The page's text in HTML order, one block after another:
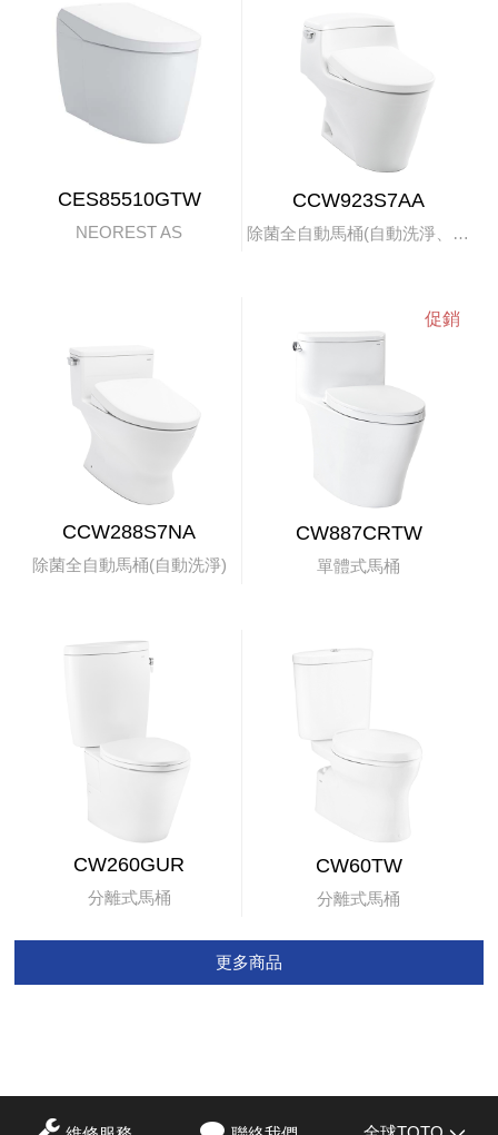
CES85510GTW
NEOREST AS
CCW923S7AA
除菌全自動馬桶(自動洗淨、掀蓋)
CCW288S7NA
除菌全自動馬桶(自動洗淨)
CW887CRTW
單體式馬桶
CW260GUR
分離式馬桶
CW60TW
分離式馬桶
更多商品